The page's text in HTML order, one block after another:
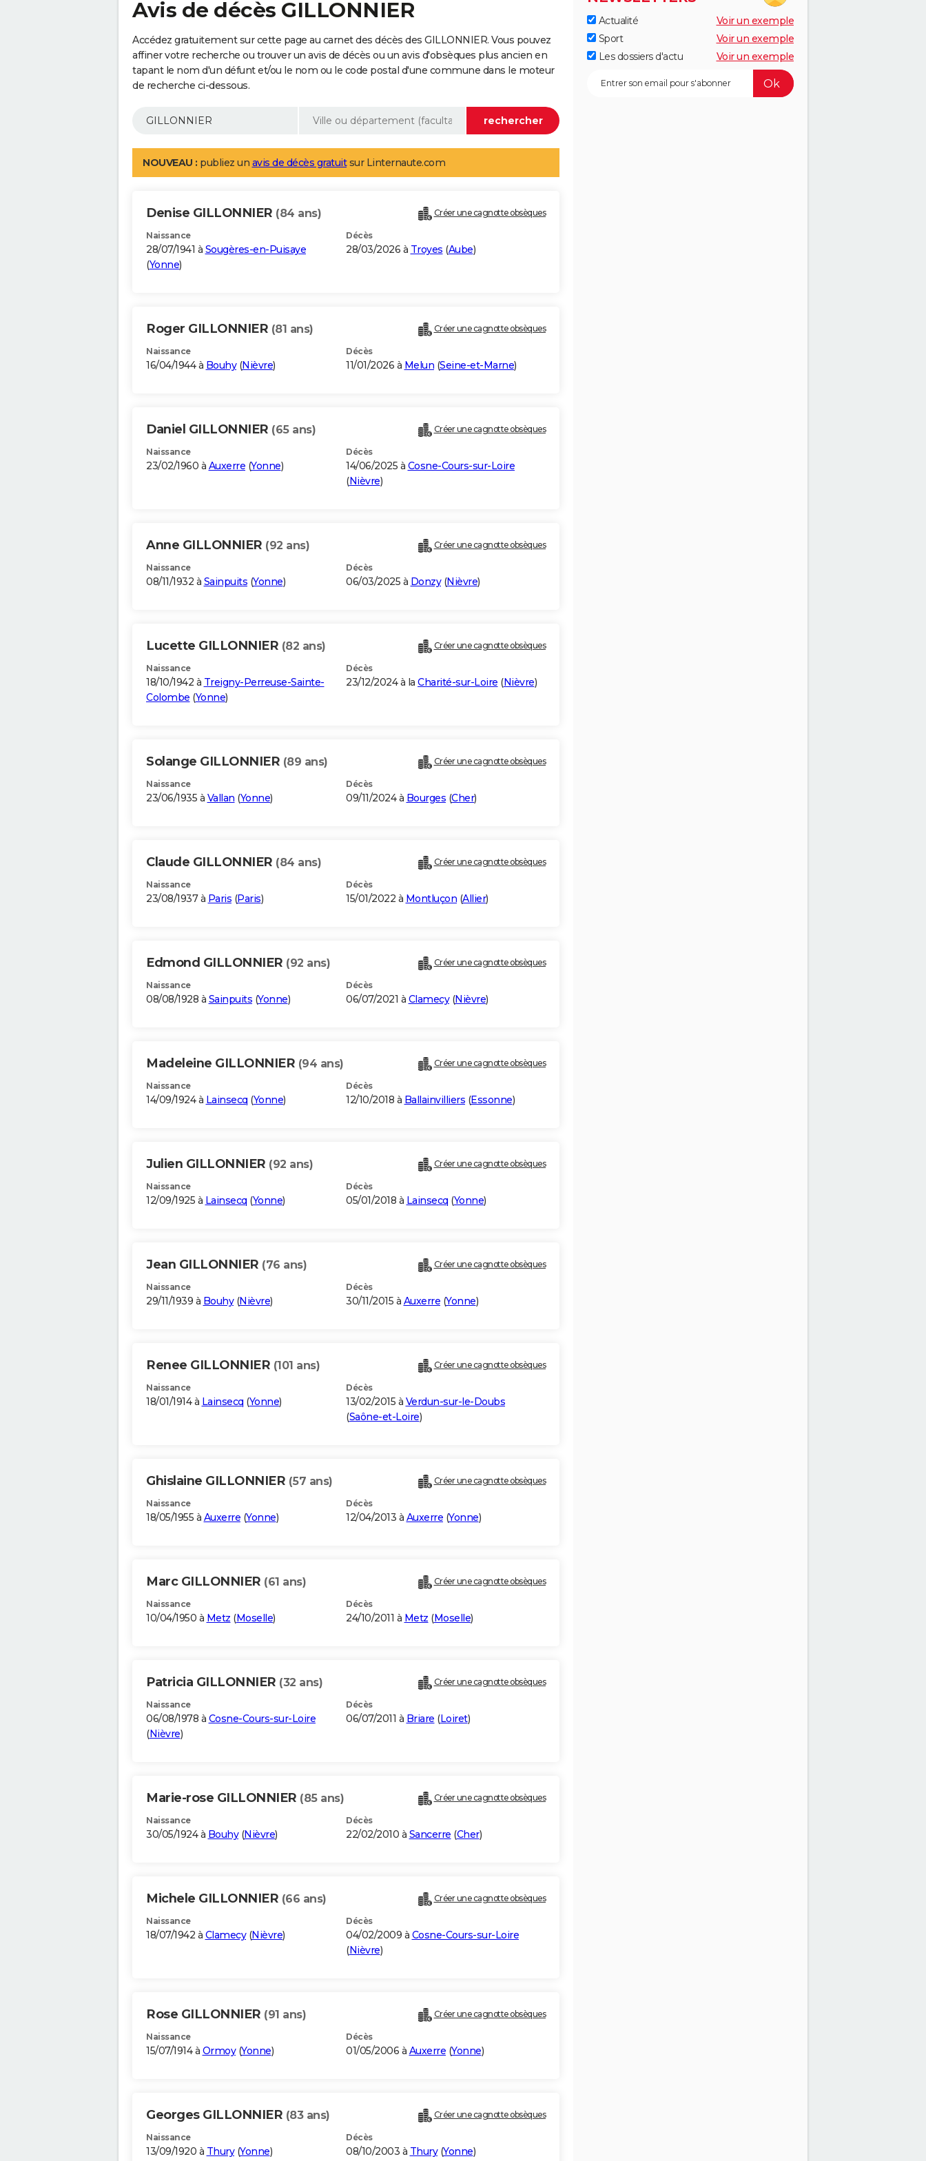
Avis de décès GILLONNIER
Accédez gratuitement sur cette page au carnet des décès des GILLONNIER. Vous pouvez
affiner votre recherche ou trouver un avis de décès ou un avis d'obsèques plus ancien en
tapant le nom d'un défunt et/ou le nom ou le code postal d'une commune dans le moteur
de recherche ci-dessous.
NOUVEAU : publiez un avis de décès gratuitsur Linternaute.com
Denise GILLONNIER (84 ans) Créer une cagnotte obsèques
Naissance
28/07/1941 à Sougères-en-Puisaye
(Yonne)
Décès
28/03/2026 à Troyes (Aube)
Roger GILLONNIER (81 ans) Créer une cagnotte obsèques
Naissance
16/04/1944 à Bouhy(Nièvre)
Décès
11/01/2026 à Melun (Seine-et-Marne)
Daniel GILLONNIER (65 ans) Créer une cagnotte obsèques
Naissance
23/02/1960 à Auxerre (Yonne)
Décès
14/06/2025 à Cosne-Cours-sur-Loire
(Nièvre)
Anne GILLONNIER (92 ans) Créer une cagnotte obsèques
Naissance
08/11/1932 à Sainpuits (Yonne)
Décès
06/03/2025 à Donzy(Nièvre)
Lucette GILLONNIER (82 ans) Créer une cagnotte obsèques
Naissance
18/10/1942 à Treigny-Perreuse-Sainte-
Colombe (Yonne)
Décès
23/12/2024 à la Charité-sur-Loire (Nièvre)
Solange GILLONNIER (89 ans) Créer une cagnotte obsèques
Naissance
23/06/1935 à Vallan (Yonne)
Décès
09/11/2024 à Bourges (Cher)
Claude GILLONNIER (84 ans) Créer une cagnotte obsèques
Naissance
23/08/1937 à Paris (Paris)
Décès
15/01/2022 à Montluçon (Allier)
Edmond GILLONNIER (92 ans) Créer une cagnotte obsèques
Naissance
08/08/1928 à Sainpuits (Yonne)
Décès
06/07/2021 à Clamecy(Nièvre)
Madeleine GILLONNIER (94 ans) Créer une cagnotte obsèques
Naissance
14/09/1924 à Lainsecq (Yonne)
Décès
12/10/2018 à Ballainvilliers (Essonne)
Julien GILLONNIER (92 ans) Créer une cagnotte obsèques
Naissance
12/09/1925 à Lainsecq (Yonne)
Décès
05/01/2018 à Lainsecq (Yonne)
Jean GILLONNIER (76 ans) Créer une cagnotte obsèques
Naissance
29/11/1939 à Bouhy(Nièvre)
Décès
30/11/2015 à Auxerre (Yonne)
Renee GILLONNIER (101 ans) Créer une cagnotte obsèques
Naissance
18/01/1914 à Lainsecq (Yonne)
Décès
13/02/2015 à Verdun-sur-le-Doubs
(Saône-et-Loire)
Ghislaine GILLONNIER (57 ans) Créer une cagnotte obsèques
Naissance
18/05/1955 à Auxerre (Yonne)
Décès
12/04/2013 à Auxerre (Yonne)
Marc GILLONNIER (61 ans) Créer une cagnotte obsèques
Naissance
10/04/1950 à Metz (Moselle)
Décès
24/10/2011 à Metz (Moselle)
Patricia GILLONNIER (32 ans) Créer une cagnotte obsèques
Naissance
06/08/1978 à Cosne-Cours-sur-Loire
(Nièvre)
Décès
06/07/2011 à Briare (Loiret)
Marie-rose GILLONNIER (85 ans) Créer une cagnotte obsèques
Naissance
30/05/1924 à Bouhy(Nièvre)
Décès
22/02/2010 à Sancerre (Cher)
Michele GILLONNIER (66 ans) Créer une cagnotte obsèques
Naissance
18/07/1942 à Clamecy(Nièvre)
Décès
04/02/2009 à Cosne-Cours-sur-Loire
(Nièvre)
Rose GILLONNIER (91 ans) Créer une cagnotte obsèques
Naissance
15/07/1914 à Ormoy(Yonne)
Décès
01/05/2006 à Auxerre (Yonne)
Georges GILLONNIER (83 ans) Créer une cagnotte obsèques
Naissance
13/09/1920 à Thury(Yonne)
Décès
08/10/2003 à Thury(Yonne)
Actualité
Voir un exemple
Sport
Voir un exemple
Les dossiers d'actu
Voir un exemple